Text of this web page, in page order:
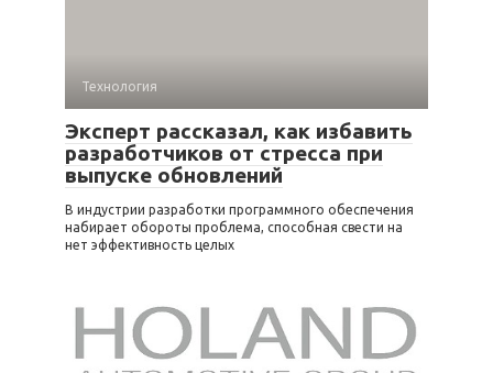
Технология
Эксперт рассказал, как избавить
разработчиков от стресса при
выпуске обновлений
В индустрии разработки программного обеспечения
набирает обороты проблема, способная свести на
нет эффективность целых